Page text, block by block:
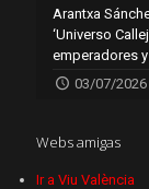
Arantxa
‘Universo
emperadores
03/07/2026
Webs amigas
Ir a Viu València